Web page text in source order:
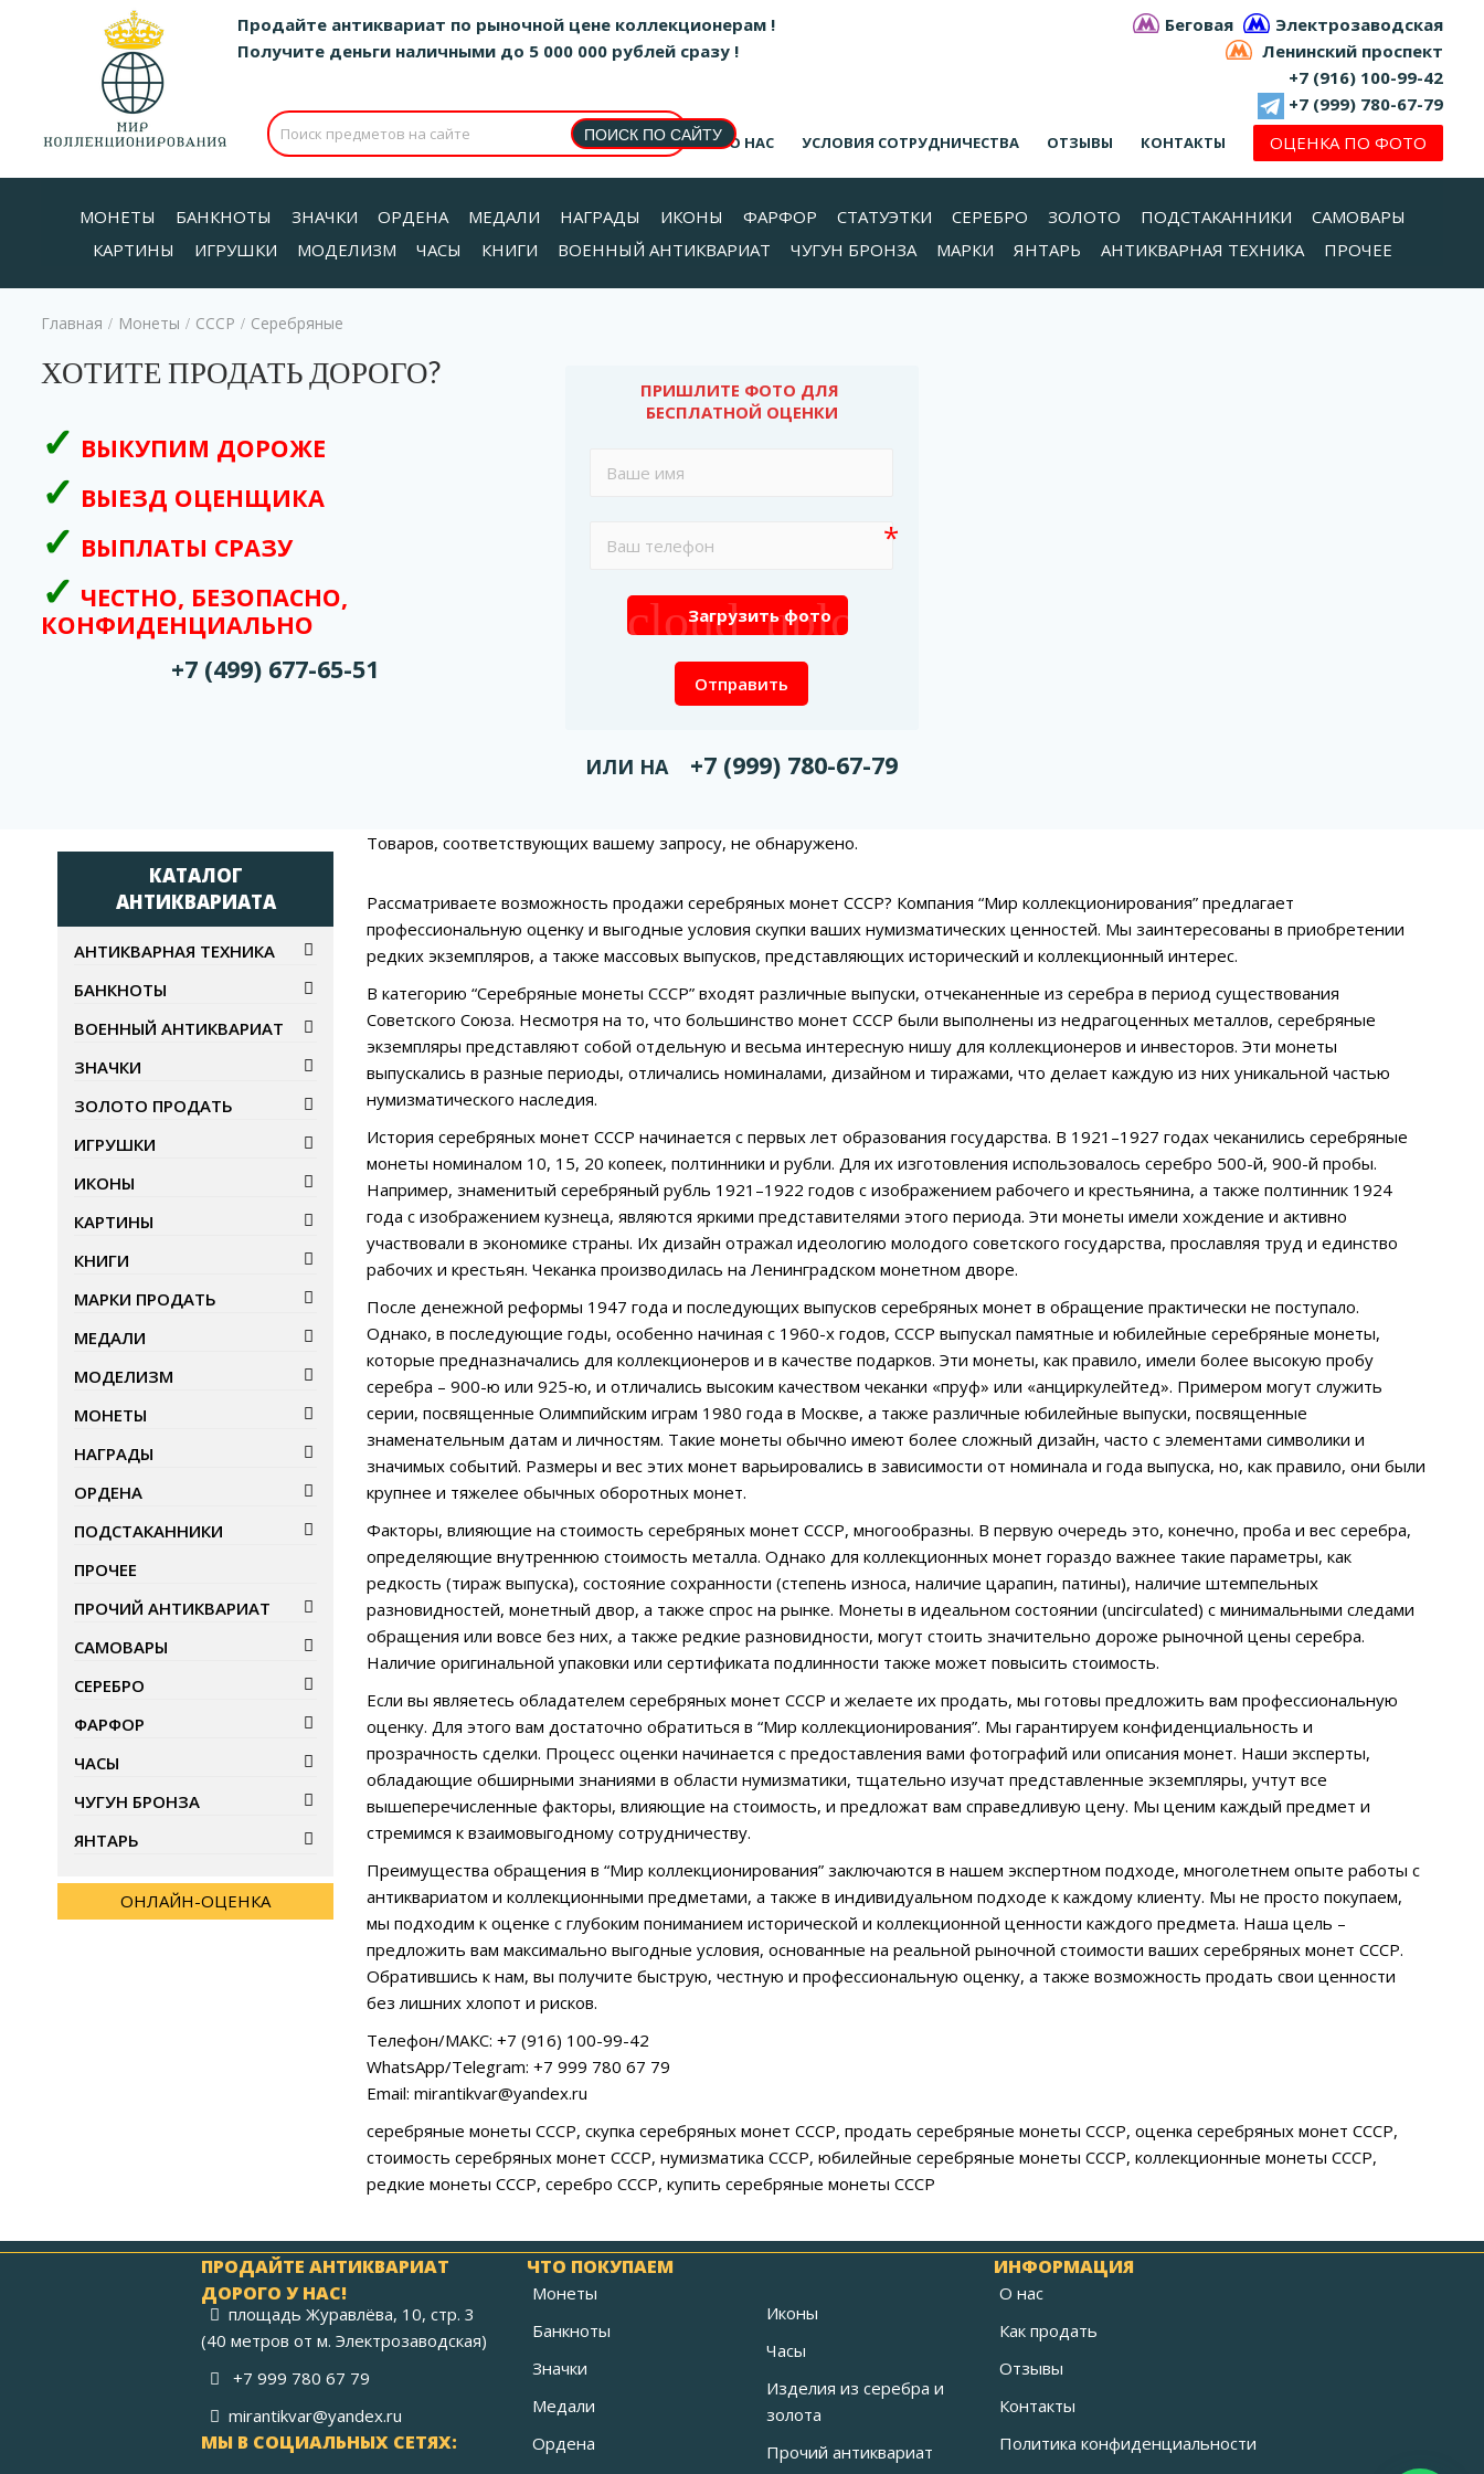
Продайте антиквариат по рыночной цене коллекционерам ! Беговая
Электрозаводская
Получите деньги наличными до 5 000 000 рублей сразу !
Ленинский проспект
+7 (916) 100-99-42
+7 (999) 780-67-79
О НАС УСЛОВИЯ СОТРУДНИЧЕСТВА ОТЗЫВЫ КОНТАКТЫ ОЦЕНКА ПО ФОТО
МОНЕТЫ БАНКНОТЫ ЗНАЧКИ ОРДЕНА МЕДАЛИ НАГРАДЫ ИКОНЫ ФАРФОР СТАТУЭТКИ СЕРЕБРО ЗОЛОТО ПОДСТАКАННИКИ
САМОВАРЫ
КАРТИНЫ
ИГРУШКИ МОДЕЛИЗМ ЧАСЫ КНИГИ ВОЕННЫЙ АНТИКВАРИАТ ЧУГУН БРОНЗА МАРКИ ЯНТАРЬ АНТИКВАРНАЯ ТЕХНИКА ПРОЧЕЕ
Главная / Монеты / СССР / Серебряные
ХОТИТЕ ПРОДАТЬ ДОРОГО?
ВЫКУПИМ ДОРОЖЕ
ВЫЕЗД ОЦЕНЩИКА
ВЫПЛАТЫ СРАЗУ
ЧЕСТНО, БЕЗОПАСНО,
КОНФИДЕНЦИАЛЬНО
+7 (499) 677-65-51
ПРИШЛИТЕ ФОТО ДЛЯ
БЕСПЛАТНОЙ ОЦЕНКИ
cloud_upload
Загрузить фото
Отправить
ИЛИ НА +7 (999) 780-67-79
Товаров, соответствующих вашему запросу, не обнаружено.
Рассматриваете возможность продажи серебряных монет СССР? Компания “Мир коллекционирования” предлагает
профессиональную оценку и выгодные условия скупки ваших нумизматических ценностей. Мы заинтересованы в приобретении
редких экземпляров, а также массовых выпусков, представляющих исторический и коллекционный интерес.
В категорию “Серебряные монеты СССР” входят различные выпуски, отчеканенные из серебра в период существования
Советского Союза. Несмотря на то, что большинство монет СССР были выполнены из недрагоценных металлов, серебряные
экземпляры представляют собой отдельную и весьма интересную нишу для коллекционеров и инвесторов. Эти монеты
выпускались в разные периоды, отличались номиналами, дизайном и тиражами, что делает каждую из них уникальной частью
нумизматического наследия.
История серебряных монет СССР начинается с первых лет образования государства. В 1921–1927 годах чеканились серебряные
монеты номиналом 10, 15, 20 копеек, полтинники и рубли. Для их изготовления использовалось серебро 500-й, 900-й пробы.
Например, знаменитый серебряный рубль 1921–1922 годов с изображением рабочего и крестьянина, а также полтинник 1924
года с изображением кузнеца, являются яркими представителями этого периода. Эти монеты имели хождение и активно
участвовали в экономике страны. Их дизайн отражал идеологию молодого советского государства, прославляя труд и единство
рабочих и крестьян. Чеканка производилась на Ленинградском монетном дворе.
После денежной реформы 1947 года и последующих выпусков серебряных монет в обращение практически не поступало.
Однако, в последующие годы, особенно начиная с 1960-х годов, СССР выпускал памятные и юбилейные серебряные монеты,
которые предназначались для коллекционеров и в качестве подарков. Эти монеты, как правило, имели более высокую пробу
серебра – 900-ю или 925-ю, и отличались высоким качеством чеканки «пруф» или «анциркулейтед». Примером могут служить
серии, посвященные Олимпийским играм 1980 года в Москве, а также различные юбилейные выпуски, посвященные
знаменательным датам и личностям. Такие монеты обычно имеют более сложный дизайн, часто с элементами символики и
значимых событий. Размеры и вес этих монет варьировались в зависимости от номинала и года выпуска, но, как правило, они были
крупнее и тяжелее обычных оборотных монет.
Факторы, влияющие на стоимость серебряных монет СССР, многообразны. В первую очередь это, конечно, проба и вес серебра,
определяющие внутреннюю стоимость металла. Однако для коллекционных монет гораздо важнее такие параметры, как
редкость (тираж выпуска), состояние сохранности (степень износа, наличие царапин, патины), наличие штемпельных
разновидностей, монетный двор, а также спрос на рынке. Монеты в идеальном состоянии (uncirculated) с минимальными следами
обращения или вовсе без них, а также редкие разновидности, могут стоить значительно дороже рыночной цены серебра.
Наличие оригинальной упаковки или сертификата подлинности также может повысить стоимость.
Если вы являетесь обладателем серебряных монет СССР и желаете их продать, мы готовы предложить вам профессиональную
оценку. Для этого вам достаточно обратиться в “Мир коллекционирования”. Мы гарантируем конфиденциальность и
прозрачность сделки. Процесс оценки начинается с предоставления вами фотографий или описания монет. Наши эксперты,
обладающие обширными знаниями в области нумизматики, тщательно изучат представленные экземпляры, учтут все
вышеперечисленные факторы, влияющие на стоимость, и предложат вам справедливую цену. Мы ценим каждый предмет и
стремимся к взаимовыгодному сотрудничеству.
Преимущества обращения в “Мир коллекционирования” заключаются в нашем экспертном подходе, многолетнем опыте работы с
антиквариатом и коллекционными предметами, а также в индивидуальном подходе к каждому клиенту. Мы не просто покупаем,
мы подходим к оценке с глубоким пониманием исторической и коллекционной ценности каждого предмета. Наша цель –
предложить вам максимально выгодные условия, основанные на реальной рыночной стоимости ваших серебряных монет СССР.
Обратившись к нам, вы получите быструю, честную и профессиональную оценку, а также возможность продать свои ценности
без лишних хлопот и рисков.
Телефон/МАКС: +7 (916) 100-99-42
WhatsApp/Telegram: +7 999 780 67 79
Email: mirantikvar@yandex.ru
серебряные монеты СССР, скупка серебряных монет СССР, продать серебряные монеты СССР, оценка серебряных монет СССР,
стоимость серебряных монет СССР, нумизматика СССР, юбилейные серебряные монеты СССР, коллекционные монеты СССР,
редкие монеты СССР, серебро СССР, купить серебряные монеты СССР
КАТАЛОГ
АНТИКВАРИАТА
АНТИКВАРНАЯ ТЕХНИКА
БАНКНОТЫ
ВОЕННЫЙ АНТИКВАРИАТ
ЗНАЧКИ
ЗОЛОТО ПРОДАТЬ
ИГРУШКИ
ИКОНЫ
КАРТИНЫ
КНИГИ
МАРКИ ПРОДАТЬ
МЕДАЛИ
МОДЕЛИЗМ
МОНЕТЫ
НАГРАДЫ
ОРДЕНА
ПОДСТАКАННИКИ
ПРОЧЕЕ
ПРОЧИЙ АНТИКВАРИАТ
САМОВАРЫ
СЕРЕБРО
ФАРФОР
ЧАСЫ
ЧУГУН БРОНЗА
ЯНТАРЬ
ОНЛАЙН-ОЦЕНКА
ПРОДАЙТЕ АНТИКВАРИАТ
ДОРОГО У НАС!
площадь Журавлёва, 10, стр. 3
(40 метров от м. Электрозаводская)
+7 999 780 67 79
mirantikvar@yandex.ru
МЫ В СОЦИАЛЬНЫХ СЕТЯХ:
ЧТО ПОКУПАЕМ
Монеты
Банкноты
Значки
Медали
Ордена
Иконы
Часы
Изделия из серебра и
золота
Прочий антиквариат
ИНФОРМАЦИЯ
О нас
Как продать
Отзывы
Контакты
Политика конфиденциальности